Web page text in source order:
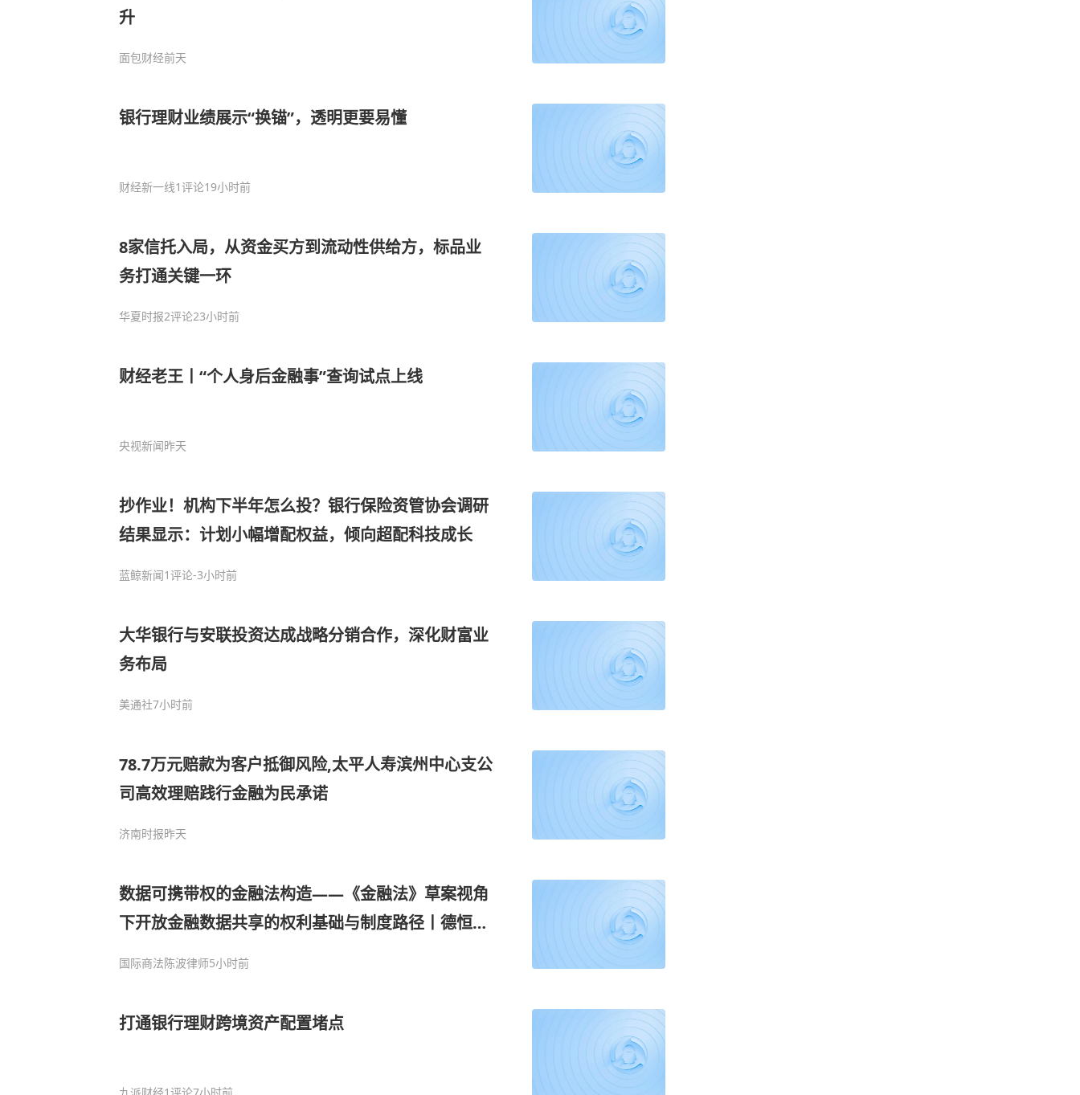
升
面包财经前天
银行理财业绩展示“换锚”，透明更要易懂
财经新一线1评论19小时前
8家信托入局，从资金买方到流动性供给方，标品业
务打通关键一环
华夏时报2评论23小时前
财经老王丨“个人身后金融事”查询试点上线
央视新闻昨天
抄作业！机构下半年怎么投？银行保险资管协会调研
结果显示：计划小幅增配权益，倾向超配科技成长
蓝鲸新闻1评论-3小时前
大华银行与安联投资达成战略分销合作，深化财富业
务布局
美通社7小时前
78.7万元赔款为客户抵御风险,太平人寿滨州中心支公
司高效理赔践行金融为民承诺
济南时报昨天
数据可携带权的金融法构造——《金融法》草案视角
下开放金融数据共享的权利基础与制度路径丨德恒研
国际商法陈波律师5小时前
打通银行理财跨境资产配置堵点
九派财经1评论7小时前